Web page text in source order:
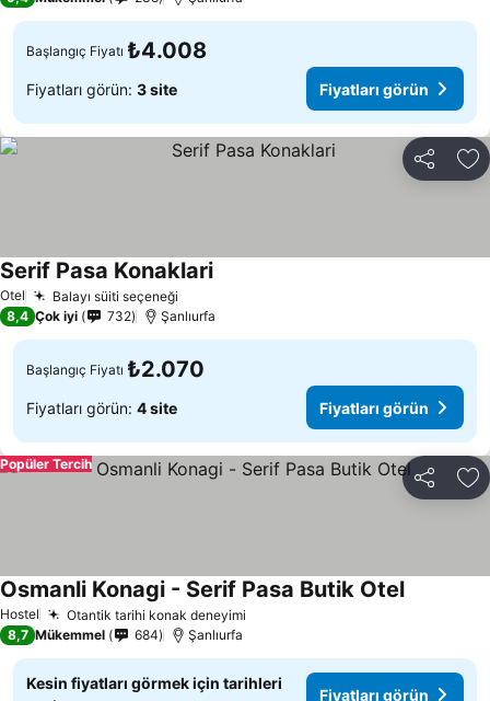
Başlangıç Fiyatı ₺4.008
Fiyatları görün: 3 site Fiyatları görün
Paylaş
Otel Balayı süiti seçeneği
Serif Pasa KonaklariFiyatları görün
8,4 Çok iyi 732 Şanlıurfa
Başlangıç Fiyatı ₺2.070
Fiyatları görün: 4 site Fiyatları görün
Paylaş
Popüler Tercih
Hostel Otantik tarihi konak deneyimi
Osmanli Konagi - Serif Pasa Butik OtelFiyatları
8,7 Mükemmel 684 Şanlıurfa
Kesin fiyatları görmek için tarihleri
Fiyatları görün